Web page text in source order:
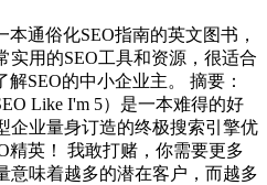
本通俗化SEO指南的英文图书，
实用的SEO工具和资源，很适合
SEO的中小企业主。 摘要：
Like I'm 5）是一本难得的好
企业量身订造的终极搜索引擎优
精英！ 我敢打赌，你需要更多
意味着越多的潜在客户，而越多